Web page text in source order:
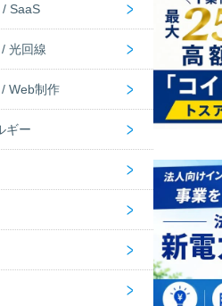
所
オーナー
SaaS >
率
ィ
ム
光回線 >
関連
Web制作 >
ーケ / SEO / MEO
開拓
ギー >
スの代理店募集一覧
電池
>
>
>
ーターサーバー >